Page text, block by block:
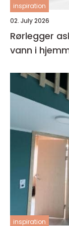
inspiration
02. July 2026
Rørlegger asker trygg hjelp til bad,
vann i
inspiration